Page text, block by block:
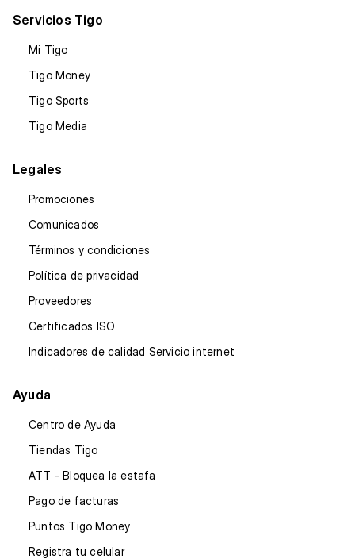
Servicios Tigo
Mi Tigo
Tigo Money
Tigo Sports
Tigo Media
Legales
Promociones
Comunicados
Términos y condiciones
Política de privacidad
Proveedores
Certificados ISO
Indicadores de calidad Servicio internet
Ayuda
Centro de Ayuda
Tiendas Tigo
ATT - Bloquea la estafa
Pago de facturas
Puntos Tigo Money
Registra tu celular